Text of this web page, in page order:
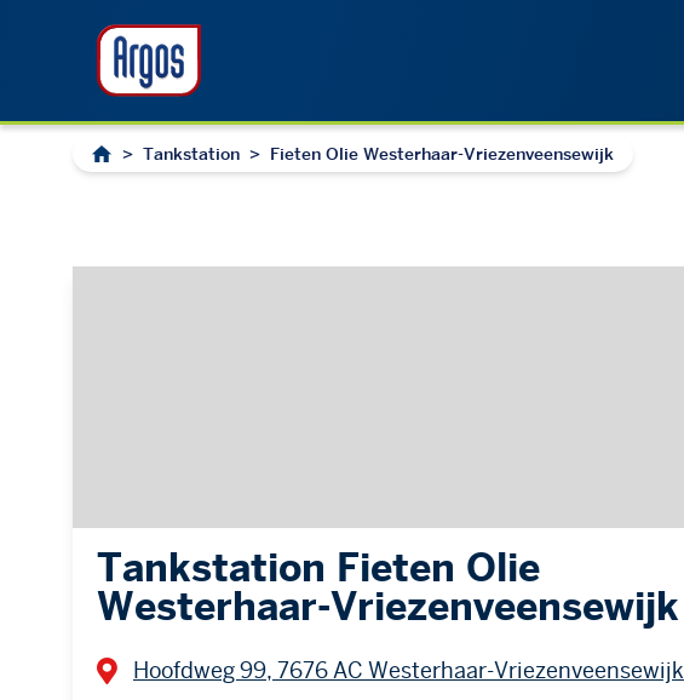
> Tankstation > Fieten Olie Westerhaar-Vriezenveensewijk
Tankstation Fieten Olie
Westerhaar-Vriezenveensewijk
Hoofdweg 99, 7676 AC Westerhaar-Vriezenveensewijk